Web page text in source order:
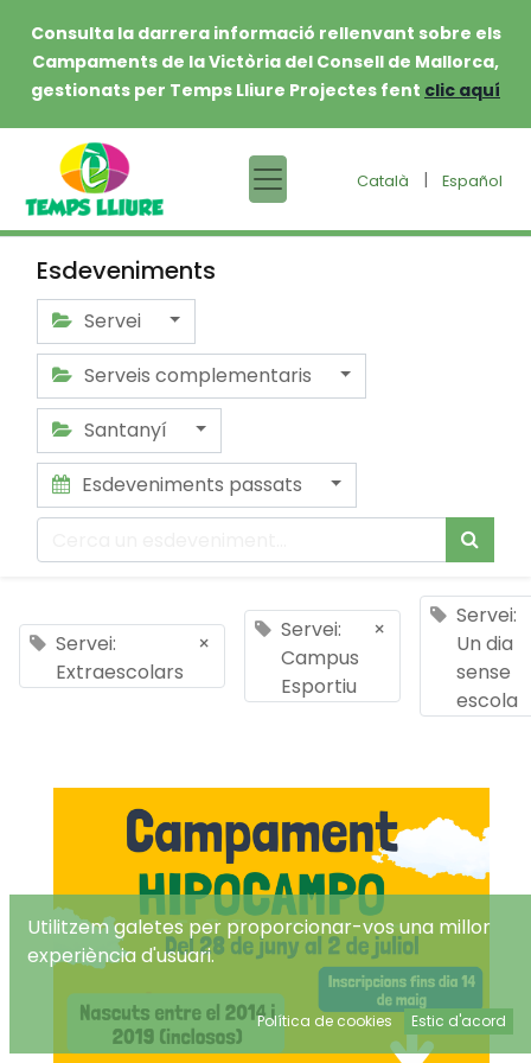
Consulta la darrera informació rellenvant sobre els
Campaments de la Victòria del Consell de Mallorca,
gestionats per Temps Lliure Projectes fent clic aquí
Català | Español
Esdeveniments
Servei
Serveis complementaris
Santanyí
Esdeveniments passats
Servei:
Extraescolars
×
Servei:
Campus
Esportiu
×
Servei:
Un dia
sense
escola
Utilitzem galetes per proporcionar-vos una millor
experiència d'usuari.
Política de cookies Estic d'acord